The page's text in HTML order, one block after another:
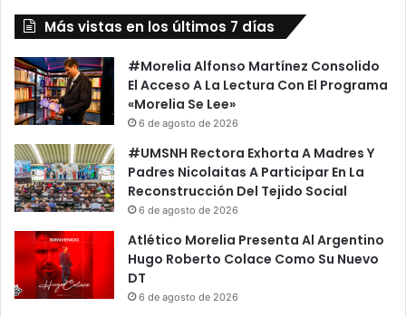
Más vistas en los últimos 7 días
#Morelia Alfonso Martínez Consolido
El Acceso A La Lectura Con El Programa
«Morelia Se Lee»
6 de agosto de 2026
#UMSNH Rectora Exhorta A Madres Y
Padres Nicolaitas A Participar En La
Reconstrucción Del Tejido Social
6 de agosto de 2026
Atlético Morelia Presenta Al Argentino
Hugo Roberto Colace Como Su Nuevo
DT
6 de agosto de 2026